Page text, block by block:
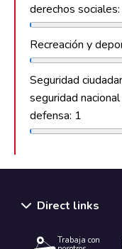
derechos
Recreación y
Seguridad
seguridad
defensa: 1
Direct links
Trabaja con